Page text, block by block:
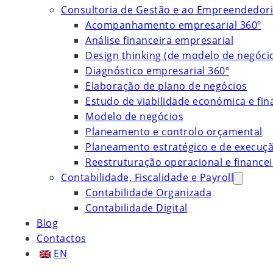
Consultoria de Gestão e ao
Acompanhamento empresarial 360º
Análise financeira empresarial
Design thinking (de modelo de
Diagnóstico empresarial 360º
Elaboração de plano de negócios
Estudo de viabilidade económica e
Modelo de negócios
Planeamento e controlo orçamental
Planeamento estratégico e de
Reestruturação operacional e
Contabilidade, Fiscalidade e Payroll
Contabilidade Organizada
Contabilidade Digital
Blog
Contactos
EN